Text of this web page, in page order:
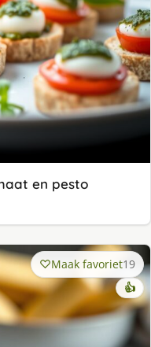
en pesto
Maak favoriet19
👍